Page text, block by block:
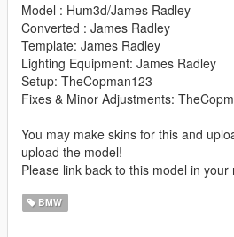
Model : Hum3d/James Radley
Converted : James Radley
Template: James Radley
Lighting Equipment: James Radley
Setup: TheCopman123
Fixes & Minor Adjustments:
You may make skins for this and
upload the model!
Please link back to this model in your
BMW